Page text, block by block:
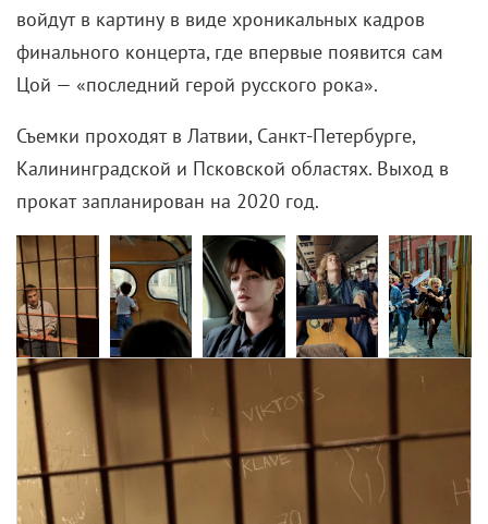
войдут в картину в виде хроникальных кадров
финального концерта, где впервые появится сам
Цой — «последний герой русского рока».
Съемки проходят в Латвии, Санкт-Петербурге,
Калининградской и Псковской областях. Выход в
прокат запланирован на 2020 год.